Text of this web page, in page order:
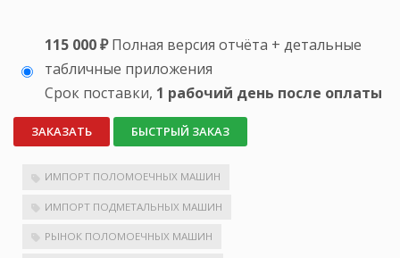
115 000 ₽ Полная версия отчёта + детальные
табличные приложения
Срок поставки, 1 рабочий день после оплаты
ЗАКАЗАТЬ БЫСТРЫЙ ЗАКАЗ
ИМПОРТ ПОЛОМОЕЧНЫХ МАШИН
ИМПОРТ ПОДМЕТАЛЬНЫХ МАШИН
РЫНОК ПОЛОМОЕЧНЫХ МАШИН